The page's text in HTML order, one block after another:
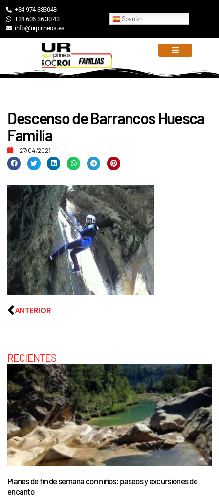
+34 974 383048
+34 606 36 30 43
info@urpirineos.es
Spanish
Descenso de Barrancos Huesca
Familia
27/04/2021
ANTERIOR
RECIENTES
Planes de fin de semana con niños: paseos y excursiones de
encanto